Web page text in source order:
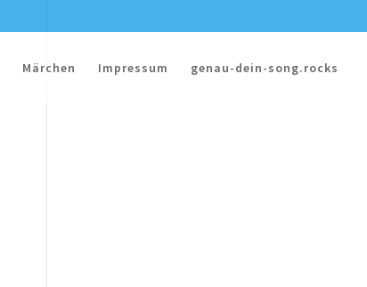
Märchen Impressum genau-dein-song.rocks